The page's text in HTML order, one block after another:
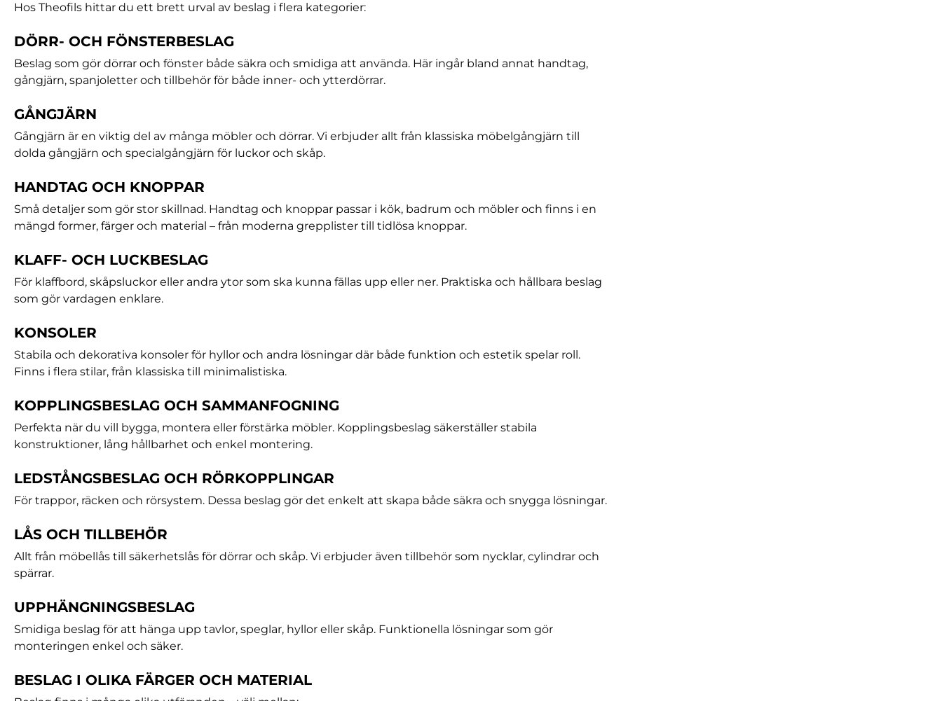
Hos Theofils hittar du ett brett urval av beslag i flera kategorier:
DÖRR- OCH FÖNSTERBESLAG
Beslag som gör dörrar och fönster både säkra och smidiga att använda. Här ingår bland annat handtag,
gångjärn, spanjoletter och tillbehör för både inner- och ytterdörrar.
GÅNGJÄRN
Gångjärn är en viktig del av många möbler och dörrar. Vi erbjuder allt från klassiska möbelgångjärn till
dolda gångjärn och specialgångjärn för luckor och skåp.
HANDTAG OCH KNOPPAR
Små detaljer som gör stor skillnad. Handtag och knoppar passar i kök, badrum och möbler och finns i en
mängd former, färger och material – från moderna grepplister till tidlösa knoppar.
KLAFF- OCH LUCKBESLAG
För klaffbord, skåpsluckor eller andra ytor som ska kunna fällas upp eller ner. Praktiska och hållbara beslag
som gör vardagen enklare.
KONSOLER
Stabila och dekorativa konsoler för hyllor och andra lösningar där både funktion och estetik spelar roll.
Finns i flera stilar, från klassiska till minimalistiska.
KOPPLINGSBESLAG OCH SAMMANFOGNING
Perfekta när du vill bygga, montera eller förstärka möbler. Kopplingsbeslag säkerställer stabila
konstruktioner, lång hållbarhet och enkel montering.
LEDSTÅNGSBESLAG OCH RÖRKOPPLINGAR
För trappor, räcken och rörsystem. Dessa beslag gör det enkelt att skapa både säkra och snygga lösningar.
LÅS OCH TILLBEHÖR
Allt från möbellås till säkerhetslås för dörrar och skåp. Vi erbjuder även tillbehör som nycklar, cylindrar och
spärrar.
UPPHÄNGNINGSBESLAG
Smidiga beslag för att hänga upp tavlor, speglar, hyllor eller skåp. Funktionella lösningar som gör
monteringen enkel och säker.
BESLAG I OLIKA FÄRGER OCH MATERIAL